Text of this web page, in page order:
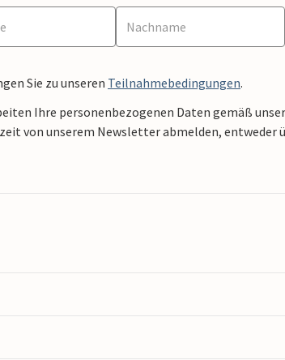
Sie zu unseren Teilnahmebedingungen.
Ihre personenbezogenen Daten gemäß
von unserem Newsletter abmelden, entweder